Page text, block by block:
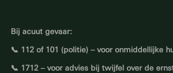
Bij acuut gevaar:
📞 112 of 101 (politie) – voor onmiddellijke
📞 1712 – voor advies bij twijfel over de